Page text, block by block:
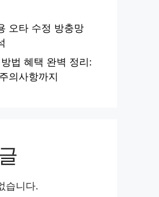
오타 수정 방충망
법 혜택 완벽 정리:
의사항까지
습니다.